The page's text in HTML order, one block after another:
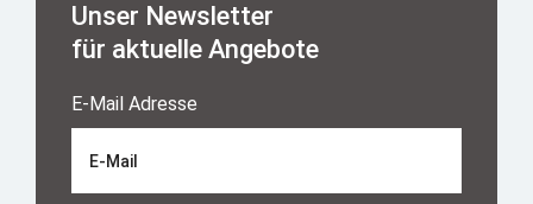
Unser Newsletter
für aktuelle Angebote
E-Mail Adresse